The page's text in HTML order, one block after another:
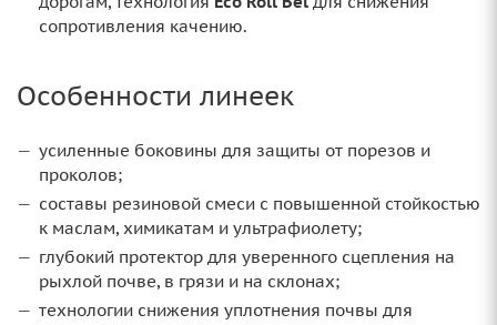
сопротивления качению.
Особенности линеек
усиленные боковины для защиты от порезов и
проколов;
составы резиновой смеси с повышенной стойкостью
к маслам, химикатам и ультрафиолету;
глубокий протектор для уверенного сцепления на
рыхлой почве, в грязи и на склонах;
технологии снижения уплотнения почвы для